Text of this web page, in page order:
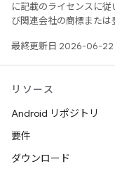
に記載のライセンスに
び関連会社の商標または
最終更新日 2026-06-22
リソース
Android リポジトリ
要件
ダウンロード